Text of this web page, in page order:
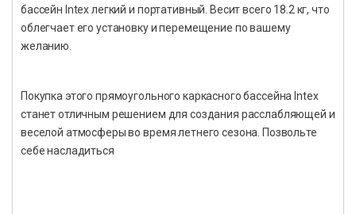
бассейн Intex легкий и портативный. Весит всего 18.2 кг, что
облегчает его установку и перемещение по вашему
желанию.
Покупка этого прямоугольного каркасного бассейна Intex
станет отличным решением для создания расслабляющей и
веселой атмосферы во время летнего сезона. Позвольте
себе насладиться